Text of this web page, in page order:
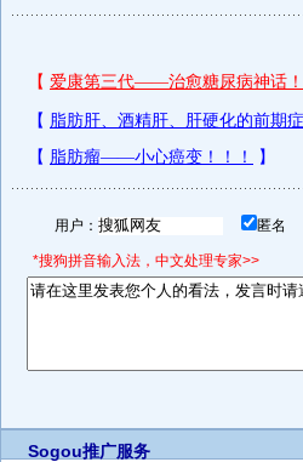
用户： 匿名
*搜狗拼音输入法，中文处理专家>>
Sogou推广服务